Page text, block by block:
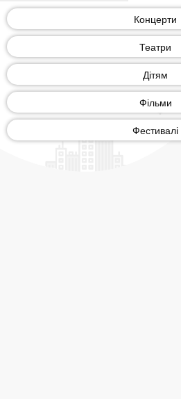
Концерти
Театри
Дітям
Фільми
Фестивалі